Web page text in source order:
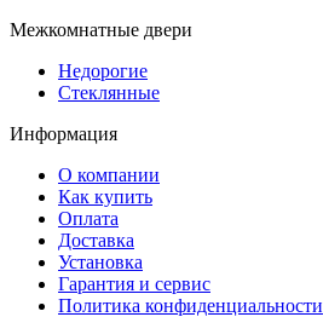
Межкомнатные двери
Недорогие
Стеклянные
Информация
О компании
Как купить
Оплата
Доставка
Установка
Гарантия и сервис
Политика конфиденциальности